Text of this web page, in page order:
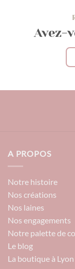
Avez-
A PROPOS
Notre histoire
Nos créations
Nos laines
Nos engagements
Notre palette de
Le blog
La boutique à Lyon